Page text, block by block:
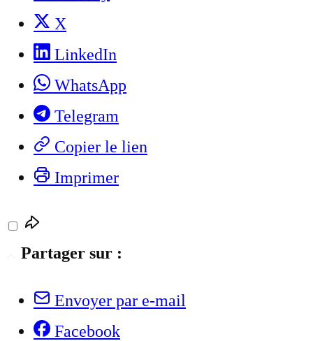
X
LinkedIn
WhatsApp
Telegram
Copier le lien
Imprimer
Partager sur :
Envoyer par e-mail
Facebook